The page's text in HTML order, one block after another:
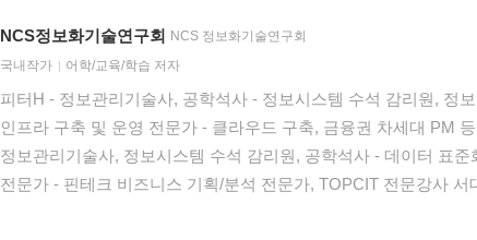
NCS정보화기술연구회 NCS 정보화기술연구회
국내작가
어학/교육/학습 저자
피터H - 정보관리기술사, 공학석사 - 정보시스템 수석 감리원, 정
인프라 구축 및 운영 전문가 - 클라우드 구축, 금융권 차세대 PM 등 김충일 -
정보관리기술사, 정보시스템 수석 감리원, 공학석사 - 데이터 표준
전문가 - 핀테크 비즈니스 기획/분석 전문가, TOPCIT 전문강사 서대열 - 정보관리기술사,